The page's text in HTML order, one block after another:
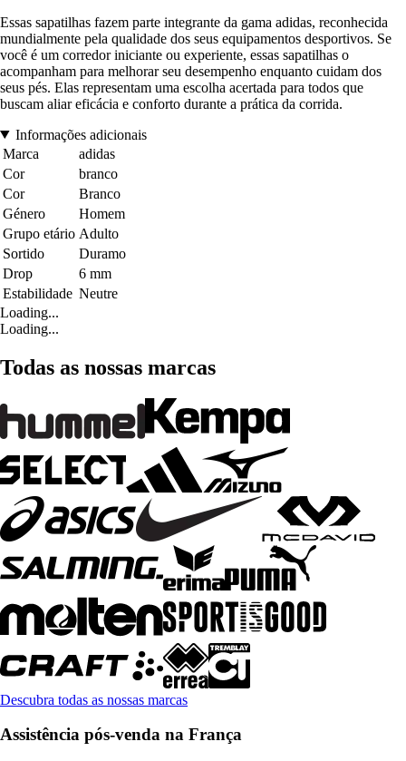
Essas sapatilhas fazem parte integrante da gama adidas, reconhecida
mundialmente pela qualidade dos seus equipamentos desportivos. Se
você é um corredor iniciante ou experiente, essas sapatilhas o
acompanham para melhorar seu desempenho enquanto cuidam dos
seus pés. Elas representam uma escolha acertada para todos que
buscam aliar eficácia e conforto durante a prática da corrida.
Informações adicionais
Marca
adidas
Cor
branco
Cor
Branco
Género
Homem
Grupo etário Adulto
Sortido
Duramo
Drop
6 mm
Estabilidade Neutre
Loading...
Loading...
Todas as nossas marcas
Descubra todas as nossas marcas
Assistência pós-venda na França